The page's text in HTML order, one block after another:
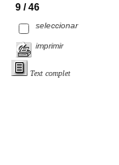
9 / 46
seleccionar
imprimir
Text complet